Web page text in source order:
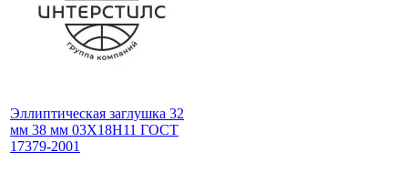
Эллиптическая заглушка 32
мм 38 мм 03Х18Н11 ГОСТ
17379-2001